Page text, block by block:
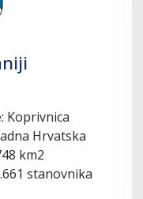
Koprivnica
Hrvatska
km2
stanovnika